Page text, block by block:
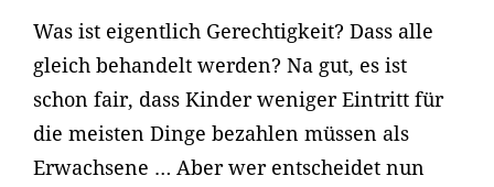
Was ist eigentlich Gerechtigkeit? Dass alle
gleich behandelt werden? Na gut, es ist
schon fair, dass Kinder weniger Eintritt für
die meisten Dinge bezahlen müssen als
Erwachsene … Aber wer entscheidet nun